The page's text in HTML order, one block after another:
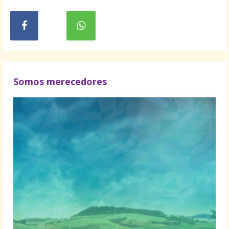
Somos merecedores